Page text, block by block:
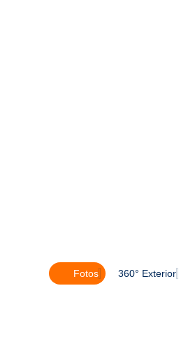
Fotos 360° Exterior